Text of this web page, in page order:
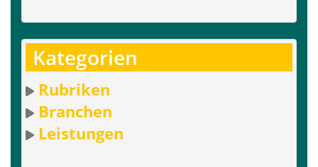
Kategorien
Rubriken
Branchen
Leistungen